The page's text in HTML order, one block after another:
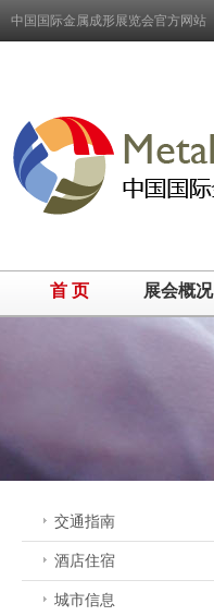
中国国际金属成形展览会官方网站
首 页 展会概况
交通指南
酒店住宿
城市信息